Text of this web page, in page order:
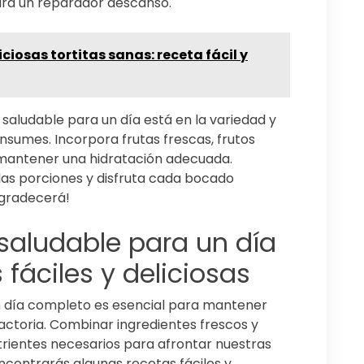
tortitas sanas: receta fácil y
para un día está en la variedad y
Incorpora frutas frescas, frutos
una hidratación adecuada.
porciones y disfruta cada bocado
para un día
y deliciosas
día completo es esencial para mantener
Combinar ingredientes frescos y
necesarios para afrontar nuestras